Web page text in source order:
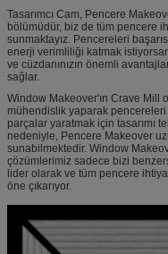
Tasarımcı Cam, Pencere
bölümüdür, biz de tüm pencere
sunmaktayız. Pencereleri
enerji verimliliği katmak
ve cüzdanınızın önemli
sağlar.
Window Makeover'ın Crave Mill
mühendislik yaparak
parçalar yaratmak için tasarımı
nedeniyle, Pencere Makeover
sunabilmektedir. Window
çözümlerimiz sadece bizi
lider olarak ve tüm pencere
öne çıkarıyor.